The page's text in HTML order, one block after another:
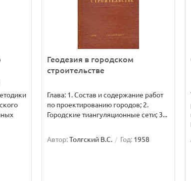
Геодезия в городском
строительстве
Глава: 1. Состав и содержание работ
по проектированию городов; 2.
Городские тиангуляционные сети; 3...
Автор:Толгский В.С. Год: 1958